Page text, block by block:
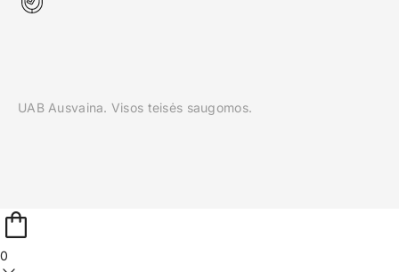
UAB Ausvaina. Visos teisės saugomos.
0